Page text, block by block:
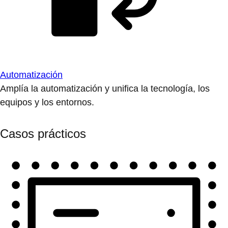
Automatización
Amplía la automatización y unifica la tecnología, los
equipos y los entornos.
Casos prácticos